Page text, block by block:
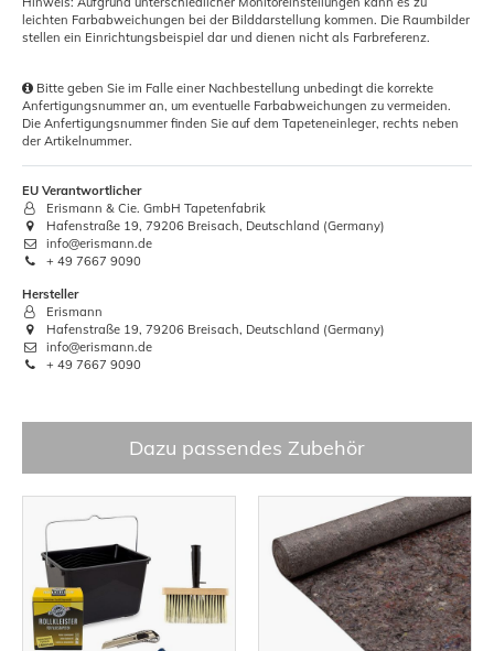
leichten Farbabweichungen bei der Bilddarstellung kommen. Die Raumbilder
stellen ein Einrichtungsbeispiel dar und dienen nicht als Farbreferenz.
Bitte geben Sie im Falle einer Nachbestellung unbedingt die korrekte
Anfertigungsnummer an, um eventuelle Farbabweichungen zu vermeiden.
Die Anfertigungsnummer finden Sie auf dem Tapeteneinleger, rechts neben
der Artikelnummer.
EU Verantwortlicher
Erismann & Cie. GmbH Tapetenfabrik
Hafenstraße 19, 79206 Breisach, Deutschland (Germany)
info@erismann.de
+ 49 7667 9090
Hersteller
Erismann
Hafenstraße 19, 79206 Breisach, Deutschland (Germany)
info@erismann.de
+ 49 7667 9090
Dazu passendes Zubehör